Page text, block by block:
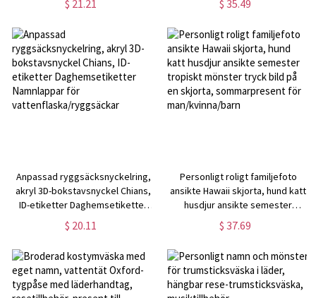
för pojkar
$ 21.21
present till fru/mamma/flickvän
$ 35.49
Anpassad ryggsäcksnyckelring,
akryl 3D-bokstavsnyckel Chians,
ID-etiketter Daghemsetiketter
Namnlappar för
vattenflaska/ryggsäckar
$ 20.11
Personligt roligt familjefoto
ansikte Hawaii skjorta, hund katt
husdjur ansikte semester
tropiskt mönster tryck bild på en
skjorta, sommarpresent för
$ 37.69